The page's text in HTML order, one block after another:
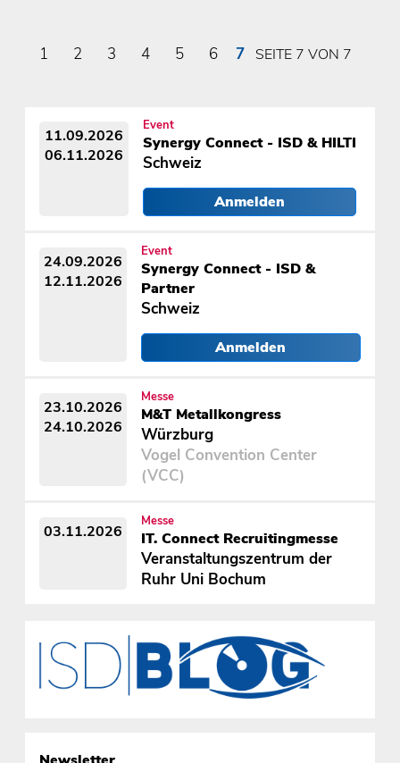
1 2 3 4 5 6 7 SEITE 7 VON 7
11.09.2026
06.11.2026
Event
Synergy Connect - ISD & HILTI
Schweiz
Anmelden
24.09.2026
12.11.2026
Event
Synergy Connect - ISD &
Partner
Schweiz
Anmelden
23.10.2026
24.10.2026
Messe
M&T Metallkongress
Würzburg
Vogel Convention Center
(VCC)
03.11.2026
Messe
IT. Connect Recruitingmesse
Veranstaltungszentrum der
Ruhr Uni Bochum